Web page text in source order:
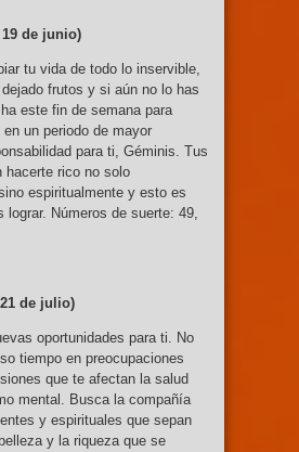
de junio)
tu vida de todo lo inservible,
frutos y si aún no lo has
este fin de semana para
un periodo de mayor
para ti, Géminis. Tus
hacerte rico no solo
espiritualmente y esto es
lograr. Números de suerte: 49,
21 de julio)
oportunidades para ti. No
tiempo en preocupaciones
que te afectan la salud
mental. Busca la compañía
y espirituales que sepan
y la riqueza que se